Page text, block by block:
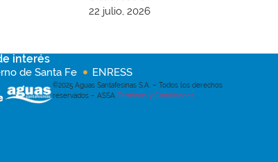
22 julio, 2026
interés
de Santa Fe ENRESS
©2025 Aguas Santafesinas S.A. – Todos los derechos
reservados – ASSATérminos y Condiciones